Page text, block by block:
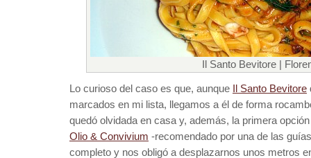
Il Santo Bevitore |
Lo curioso del caso es que, aunque Il Santo Bevitore
marcados en mi lista, llegamos a él de forma
quedó olvidada en casa y, además, la primera
Olio & Convivium -recomendado por una de las
completo y nos obligó a desplazarnos unos metros